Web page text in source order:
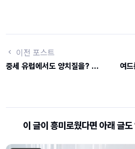
이전 포스트
중세 유럽에서도 양치질을? 매스틱의 구강 청결 역사
이 글이 흥미로웠다면 아래 글